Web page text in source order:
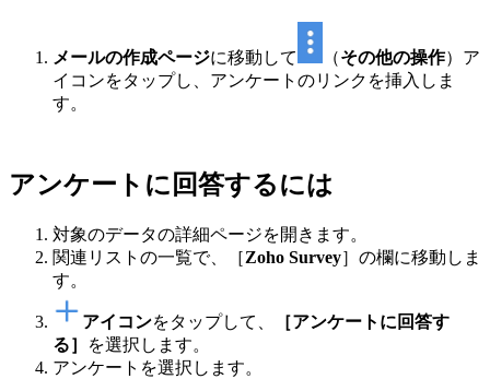
メールの作成ページに移動して （その他の操作）ア
イコンをタップし、アンケートのリンクを挿入しま
す。
アンケートに回答するには
対象のデータの詳細ページを開きます。
関連リストの一覧で、［Zoho Survey］の欄に移動しま
す。
アイコンをタップして、
［アンケートに回答す
る］
を選択します。
アンケートを選択します。